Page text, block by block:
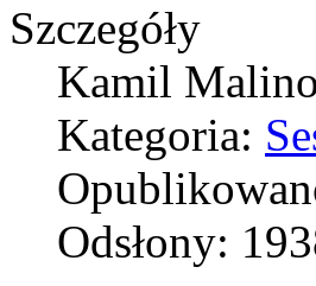
Szczegóły
Kamil
Kategoria:
Odsłony: